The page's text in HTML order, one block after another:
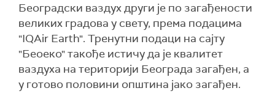
Београдски ваздух други је по загађености
великих градова у свету, према подацима
"IQAir Earth". Тренутни подаци на сајту
"Беоеко" такође истичу да је квалитет
ваздуха на територији Београда загађен, а
у готово половини општина јако загађен.